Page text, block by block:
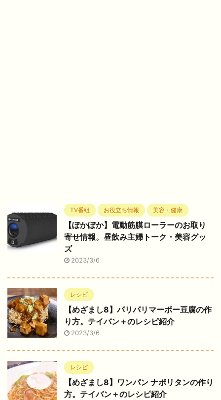
TV番組 お役立ち情報 美容・健康
【ぽかぽか】電動筋膜ローラーのお取り
寄せ情報。昼飲み主婦トーク・美容グッ
ズ
2023/3/6
レシピ
【めざまし8】パリパリマーボー豆腐の作
り方。テイバン＋のレシピ紹介
2023/3/6
レシピ
【めざまし8】ワンパン ナポリタンの作り
方。テイバン＋のレシピ紹介